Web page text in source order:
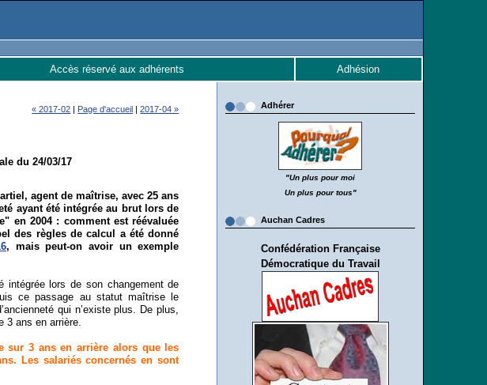
Accès réservé aux adhérents Adhésion
Adhérer
"Un plus pour moi
Un plus pour tous"
Auchan Cadres
Confédération Française
Démocratique du Travail
« 2017-02 | Page d'accueil |2017-04 »
du 24/03/17
agent de maîtrise, avec 25 ans
ayant été intégrée au brut lors de
en 2004 : comment est réévaluée
des règles de calcul a été donné
, mais peut-on avoir un exemple
intégrée lors de son changement de
ce passage au statut maîtrise le
qui n’existe plus. De plus,
3 ans en arrière.
sur 3 ans en arrière alors que les
Les salariés concernés en sont